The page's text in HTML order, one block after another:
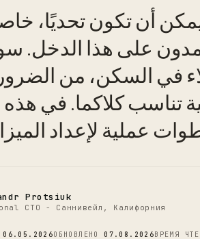
أن تكون تحديًا،
على هذا الدخل.
في السكن، من
تناسب كلاكما. في هذه
عملية لإعداد
Protsiuk
CTO - Саннивейл, Калифорния
06.05.2026ОБНОВЛЕНО07.08.2026ВРЕМЯ